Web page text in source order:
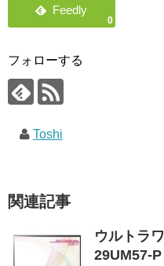
0
フォローする
Toshi
関連記事
ウルトラ
29UM57-